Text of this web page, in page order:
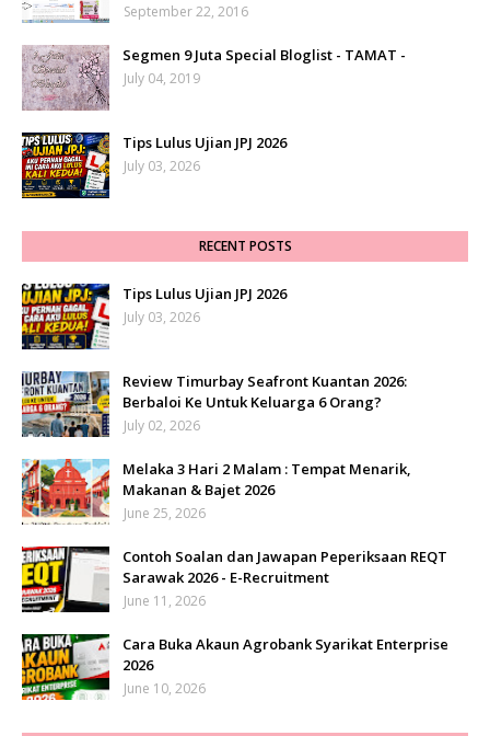
September 22, 2016
Segmen 9 Juta Special Bloglist - TAMAT -
July 04, 2019
Tips Lulus Ujian JPJ 2026
July 03, 2026
RECENT POSTS
Tips Lulus Ujian JPJ 2026
July 03, 2026
Review Timurbay Seafront Kuantan 2026:
Berbaloi Ke Untuk Keluarga 6 Orang?
July 02, 2026
Melaka 3 Hari 2 Malam : Tempat Menarik,
Makanan & Bajet 2026
June 25, 2026
Contoh Soalan dan Jawapan Peperiksaan REQT
Sarawak 2026 - E-Recruitment
June 11, 2026
Cara Buka Akaun Agrobank Syarikat Enterprise
2026
June 10, 2026